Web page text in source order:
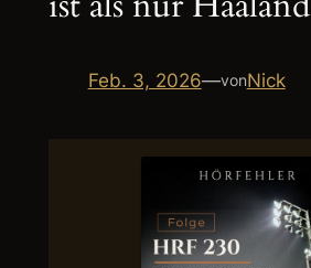
Feb. 3, 2026—vonNick